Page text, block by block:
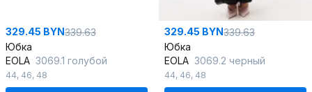
329.45 BYN339.63
Юбка
EOLA 3069.1 голубой
44, 46, 48
329.45 BYN339.63
Юбка
EOLA 3069.2 черный
44, 46, 48